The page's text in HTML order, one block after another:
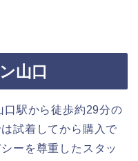
山口
口駅から徒歩約29分の
試着してから購入で
ーを尊重したスタッ